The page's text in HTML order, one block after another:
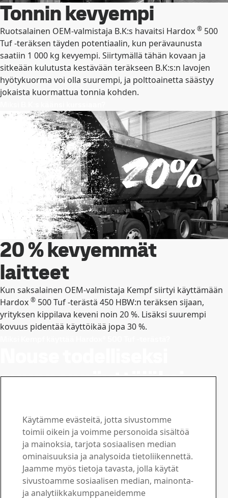
Tonnin kevyempi
Ruotsalainen OEM-valmistaja B.K:s havaitsi Hardox ® 500
Tuf -teräksen täyden potentiaalin, kun perävaunusta
saatiin 1 000 kg kevyempi. Siirtymällä tähän kovaan ja
sitkeään kulutusta kestävään teräkseen B.K:s:n lavojen
hyötykuorma voi olla suurempi, ja polttoainetta säästyy
jokaista kuormattua tonnia kohden.
20 % kevyemmät
laitteet
Kun saksalainen OEM-valmistaja Kempf siirtyi käyttämään
Hardox ® 500 Tuf -terästä 450 HBW:n teräksen sijaan,
yrityksen kippilava keveni noin 20 %. Lisäksi suurempi
kovuus pidentää käyttöikää jopa 30 %.
suunnannäyttäjäksi
teräksen avulla
Olen valmis, toivon yhteydenottoa
Ota yhteyttä SSAB:hen
Ota yhteyttä
Kuinka voimme olla avuksi?
Käytämme evästeitä, jotta sivustomme
toimii oikein ja voimme personoida sisältöä
ja mainoksia, tarjota sosiaalisen median
ominaisuuksia ja analysoida tietoliikennettä.
Jaamme myös tietoja tavasta, jolla käytät
sivustoamme sosiaalisen median, mainonta-
ja analytiikkakumppaneidemme